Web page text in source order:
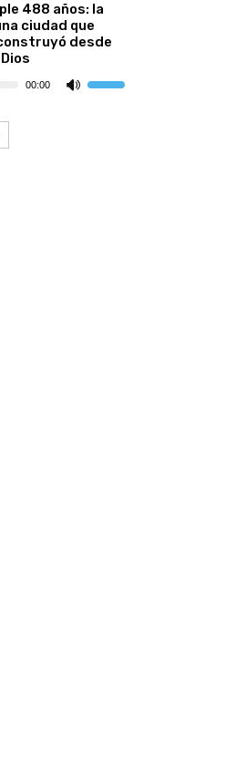
488 años: la
ciudad que
desde
00:00
Utiliza